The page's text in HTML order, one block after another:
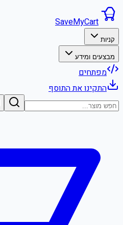
SaveMyCart
קניות
מבצעים ומידע
מפתחים
התקינו את התוסף